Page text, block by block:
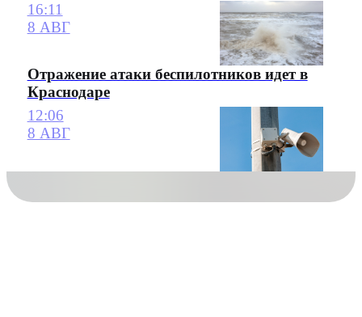
16:11
8 АВГ
Отражение атаки беспилотников идет в
Краснодаре
12:06
8 АВГ